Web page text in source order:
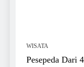
WISATA
Pesepeda Dari